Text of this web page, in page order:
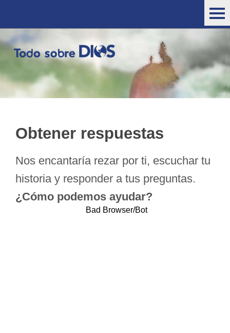
Obtener respuestas
Nos encantaría rezar por ti, escuchar tu
historia y responder a tus preguntas.
¿Cómo podemos ayudar?